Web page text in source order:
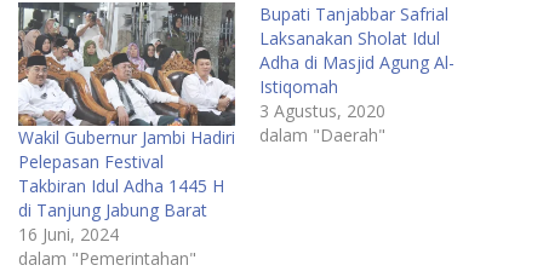
Wakil Gubernur Jambi Hadiri
Pelepasan Festival
Takbiran Idul Adha 1445 H
di Tanjung Jabung Barat
16 Juni, 2024
dalam "Pemerintahan"
Bupati Tanjabbar Safrial
Laksanakan Sholat Idul
Adha di Masjid Agung Al-
Istiqomah
3 Agustus, 2020
dalam "Daerah"